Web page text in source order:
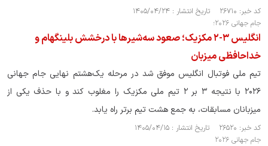
کد خبر: ۲۶۷۱۰ تاریخ انتشار : ۱۴۰۵/۰۴/۲۴
جام جهانی ۲۰۲۶؛
انگلیس ۳-۲ مکزیک؛ صعود سه‌شیرها با درخشش بلینگهام و
خداحافظی میزبان
تیم ملی فوتبال انگلیس موفق شد در مرحله یک‌هشتم نهایی جام جهانی
۲۰۲۶ با نتیجه ۳ بر ۲ تیم ملی مکزیک را مغلوب کند و با حذف یکی از
میزبانان مسابقات، به جمع هشت تیم برتر راه یابد.
کد خبر: ۲۶۵۲۰ تاریخ انتشار : ۱۴۰۵/۰۴/۱۵
جام جهانی ۲۰۲۶